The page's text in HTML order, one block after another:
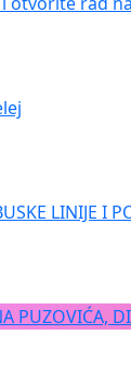
LINIJE I
PUZOVIĆA,